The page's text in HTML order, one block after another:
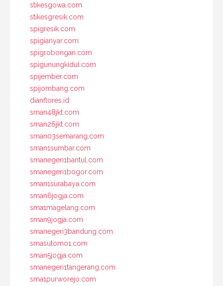
stikesgowa.com
stikesgresik.com
spigresik.com
spigianyar.com
spigrobongan.com
spigunungkidul.com
spijember.com
spijombang.com
dianflores.id
sman48jkt.com
sman26jkt.com
sman03semarang.com
sman1sumbar.com
smanegeri1bantul.com
smanegeri1bogor.com
sman1surabaya.com
sman6jogja.com
sma1magelang.com
sman9jogja.com
smanegeri3bandung.com
smasutomo1.com
sman5jogja.com
smanegeri1tangerang.com
sma1purworejo.com